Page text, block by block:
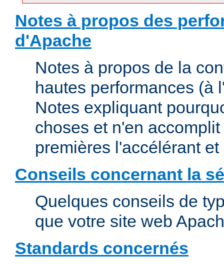
Notes à propos des
d'Apache
Notes à propos de la
hautes performances (à
Notes expliquant
choses et n'en
premières l'accélérant
Conseils concernant la
Quelques conseils de
que votre site web
Standards concernés